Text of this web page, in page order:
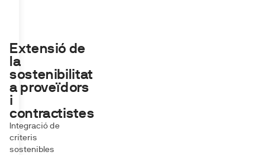
Extensió de
la
sostenibilitat
a proveïdors
i
contractistes
Integració de
criteris
sostenibles